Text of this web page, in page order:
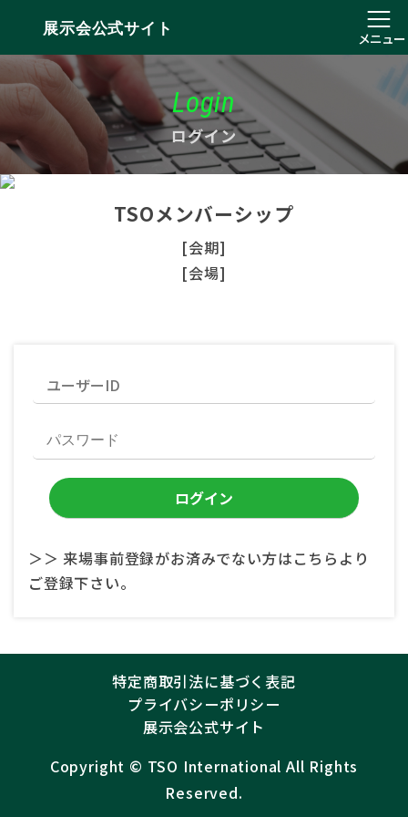
展示会公式サイト
メニュー
Login
ログイン
TSOメンバーシップ
[会期]
[会場]
＞＞ 来場事前登録がお済みでない方はこちらより
ご登録下さい。
特定商取引法に基づく表記
プライバシーポリシー
展示会公式サイト
Copyright ©︎ TSO International All Rights
Reserved.